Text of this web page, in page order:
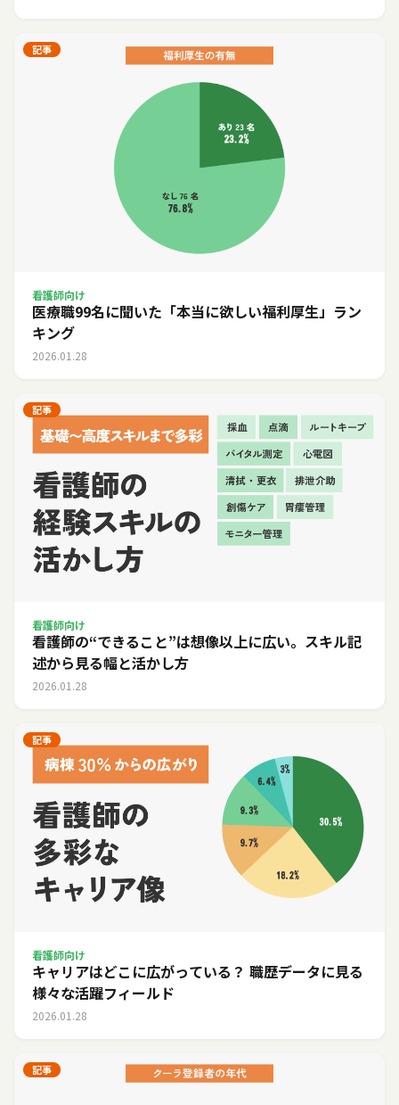
記事
看護師向け
医療職99名に聞いた「本当に欲しい福利厚生」ラン
キング
2026.01.28
記事
看護師向け
看護師の“できること”は想像以上に広い。スキル記
述から見る幅と活かし方
2026.01.28
記事
看護師向け
キャリアはどこに広がっている？ 職歴データに見る
様々な活躍フィールド
2026.01.28
記事